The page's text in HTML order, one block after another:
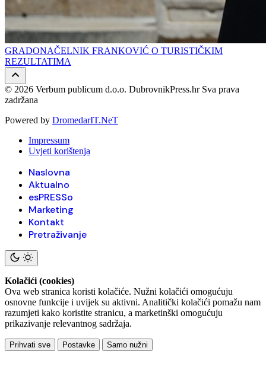
GRADONAČELNIK FRANKOVIĆ O TURISTIČKIM
REZULTATIMA
© 2026 Verbum publicum d.o.o. DubrovnikPress.hr Sva prava
zadržana
Powered by DromedarIT.NeT
Impressum
Uvjeti korištenja
Naslovna
Aktualno
esPRESSo
Marketing
Kontakt
Pretraživanje
Kolačići (cookies)
Ova web stranica koristi kolačiće. Nužni kolačići omogućuju
osnovne funkcije i uvijek su aktivni. Analitički kolačići pomažu nam
razumjeti kako koristite stranicu, a marketinški omogućuju
prikazivanje relevantnog sadržaja.
Prihvati sve Postavke Samo nužni